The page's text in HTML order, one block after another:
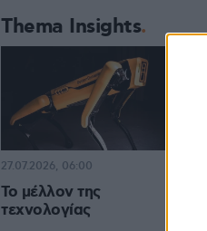
Thema Insights
Το μέλλον της
τεχνολογίας
27.07.2026, 06:00